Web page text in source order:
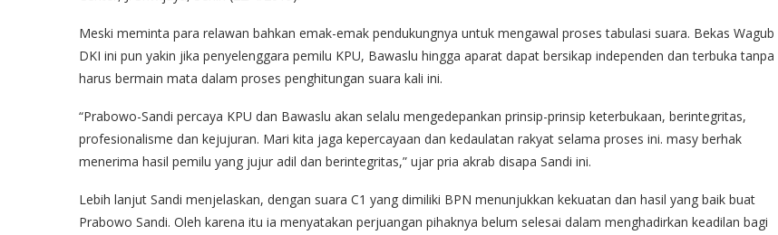
Meski meminta para relawan bahkan emak-emak pendukungnya untuk mengawal proses tabulasi suara. Bekas Wagub
DKI ini pun yakin jika penyelenggara pemilu KPU, Bawaslu hingga aparat dapat bersikap independen dan terbuka tanpa
harus bermain mata dalam proses penghitungan suara kali ini.
“Prabowo-Sandi percaya KPU dan Bawaslu akan selalu mengedepankan prinsip-prinsip keterbukaan, berintegritas,
profesionalisme dan kejujuran. Mari kita jaga kepercayaan dan kedaulatan rakyat selama proses ini. masy berhak
menerima hasil pemilu yang jujur adil dan berintegritas,” ujar pria akrab disapa Sandi ini.
Lebih lanjut Sandi menjelaskan, dengan suara C1 yang dimiliki BPN menunjukkan kekuatan dan hasil yang baik buat
Prabowo Sandi. Oleh karena itu ia menyatakan perjuangan pihaknya belum selesai dalam menghadirkan keadilan bagi